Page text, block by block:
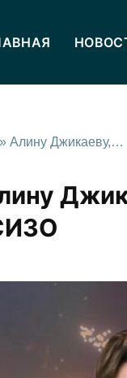
Главреда «Сапы» Алину Джикаеву, обвиняемую в даче взяток, оставили в СИЗО